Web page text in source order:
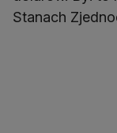
Stanach